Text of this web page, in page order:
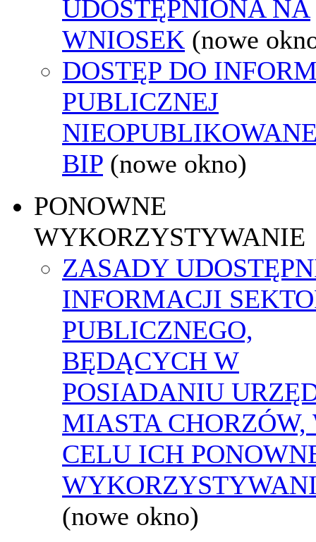
UDOSTĘPNIONA NA
WNIOSEK (nowe
DOSTĘP DO
PUBLICZNEJ
BIP (nowe okno)
PONOWNE
WYKORZYSTYWANIE
ZASADY
INFORMACJI
PUBLICZNEGO,
BĘDĄCYCH W
POSIADANIU
MIASTA CHORZÓW,
CELU ICH
(nowe okno)